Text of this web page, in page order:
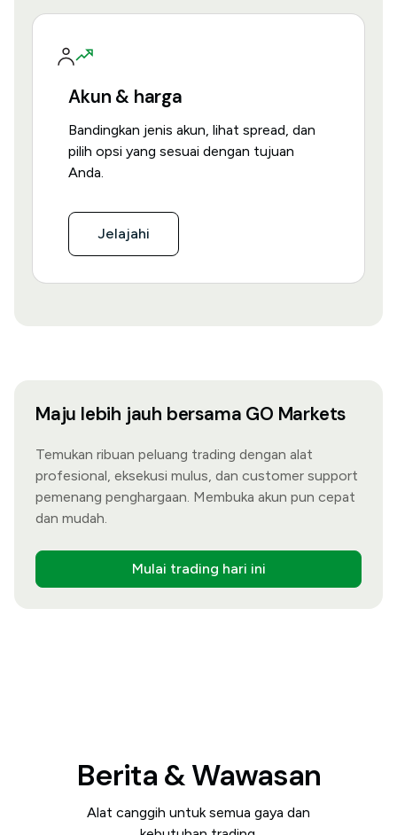
Akun & harga
Bandingkan jenis akun, lihat spread, dan
pilih opsi yang sesuai dengan tujuan
Anda.
Jelajahi
Maju lebih jauh bersama GO Markets
Temukan ribuan peluang trading dengan alat
profesional, eksekusi mulus, dan customer support
pemenang penghargaan. Membuka akun pun cepat
dan mudah.
Mulai trading hari ini
Berita & Wawasan
Alat canggih untuk semua gaya dan